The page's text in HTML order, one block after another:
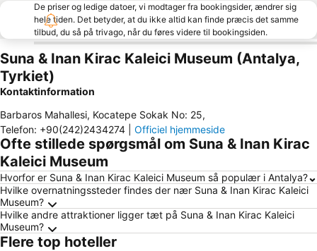
De priser og ledige datoer, vi modtager fra bookingsider, ændrer sig
hele tiden. Det betyder, at du ikke altid kan finde præcis det samme
tilbud, du så på trivago, når du føres videre til bookingsiden.
Suna & Inan Kirac Kaleici Museum (Antalya,
Tyrkiet)
Kontaktinformation
Barbaros Mahallesi, Kocatepe Sokak No: 25,
Telefon: +90(242)2434274 Officiel hjemmeside
Ofte stillede spørgsmål om Suna & Inan Kirac
Kaleici Museum
Hvorfor er Suna & Inan Kirac Kaleici Museum så populær i Antalya?
Hvilke overnatningssteder findes der nær Suna & Inan Kirac Kaleici
Museum?
Hvilke andre attraktioner ligger tæt på Suna & Inan Kirac Kaleici
Museum?
Flere top hoteller